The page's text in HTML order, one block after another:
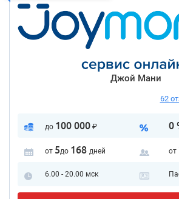
Джой Мани
62
до 100 000₽ 0
от 5до 168 дней от
6.00 - 20.00 мск